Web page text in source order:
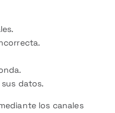
datos.
los canales